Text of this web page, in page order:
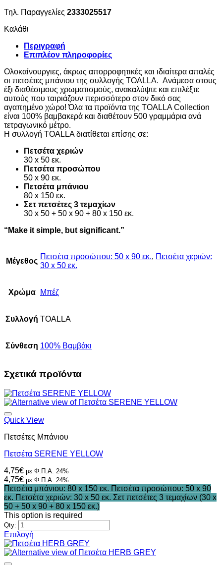
Τηλ. Παραγγελίες 2333025517
Καλάθι
Περιγραφή
Επιπλέον πληροφορίες
Ολοκαίνουργιες, άκρως απορροφητικές και ιδιαίτερα απαλές
οι πετσέτες μπάνιου της συλλογής TOALLA. Ανάμεσα στους
έξι διαθέσιμους χρωματισμούς, ανακαλύψτε και επιλέξτε
αυτούς που ταιριάζουν περισσότερο στον δικό σας
αγαπημένο χώρο! Όλα τα προϊόντα της TOALLA Collection
είναι 100% βαμβακερά και διαθέτουν 500 γραμμάρια ανά
τετραγωνικό μέτρο.
Η συλλογή TOALLA διατίθεται επίσης σε:
Πετσέτα χεριών
30 x 50 εκ.
Πετσέτα προσώπου
50 x 90 εκ.
Πετσέτα μπάνιου
80 x 150 εκ.
Σετ πετσέτες 3 τεμαχίων
30 x 50 + 50 x 90 + 80 x 150 εκ.
“Make it simple, but significant.”
Μέγεθος
Πετσέτα προσώπου: 50 x 90 εκ., Πετσέτα χεριών:
30 x 50 εκ.
Χρώμα Μπέζ
Συλλογή TOALLA
Σύνθεση 100% Βαμβάκι
Σχετικά προϊόντα
Quick View
Πετσέτες Μπάνιου
Πετσέτα SERENE YELLOW
4,75€ με Φ.Π.Α. 24%
4,75€ με Φ.Π.Α. 24%
Πετσέτα μπάνιου: 80 x 150 εκ. Πετσέτα προσώπου: 50 x 90
εκ. Πετσέτα χεριών: 30 x 50 εκ. Σετ πετσέτες 3 τεμαχίων (30 x
50 + 50 x 90 + 80 x 150 εκ.)
This option is required
Qty:
Επιλογή
Αυτό
το
προϊόν